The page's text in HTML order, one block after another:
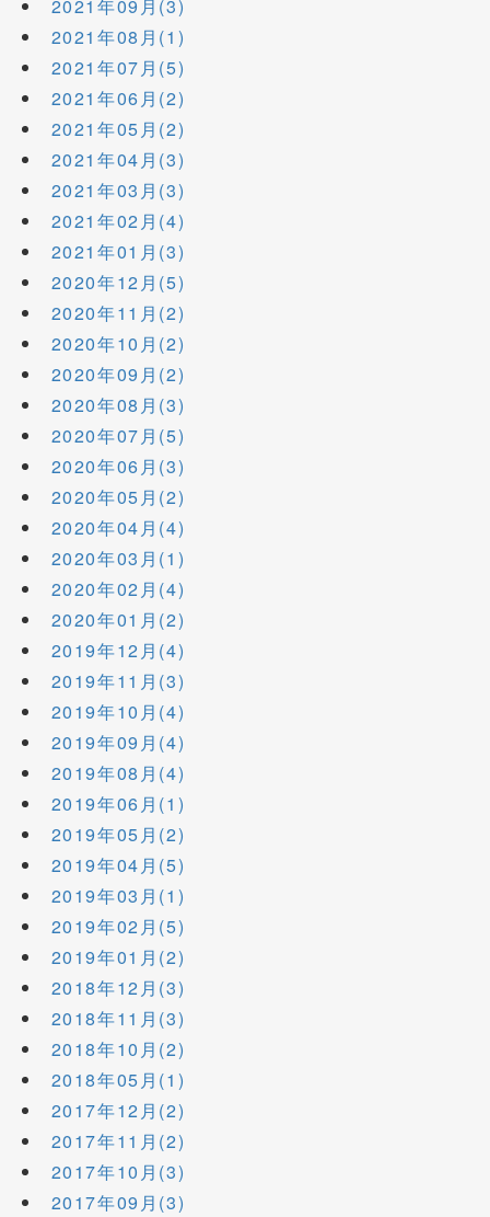
2021年09月(3)
2021年08月(1)
2021年07月(5)
2021年06月(2)
2021年05月(2)
2021年04月(3)
2021年03月(3)
2021年02月(4)
2021年01月(3)
2020年12月(5)
2020年11月(2)
2020年10月(2)
2020年09月(2)
2020年08月(3)
2020年07月(5)
2020年06月(3)
2020年05月(2)
2020年04月(4)
2020年03月(1)
2020年02月(4)
2020年01月(2)
2019年12月(4)
2019年11月(3)
2019年10月(4)
2019年09月(4)
2019年08月(4)
2019年06月(1)
2019年05月(2)
2019年04月(5)
2019年03月(1)
2019年02月(5)
2019年01月(2)
2018年12月(3)
2018年11月(3)
2018年10月(2)
2018年05月(1)
2017年12月(2)
2017年11月(2)
2017年10月(3)
2017年09月(3)